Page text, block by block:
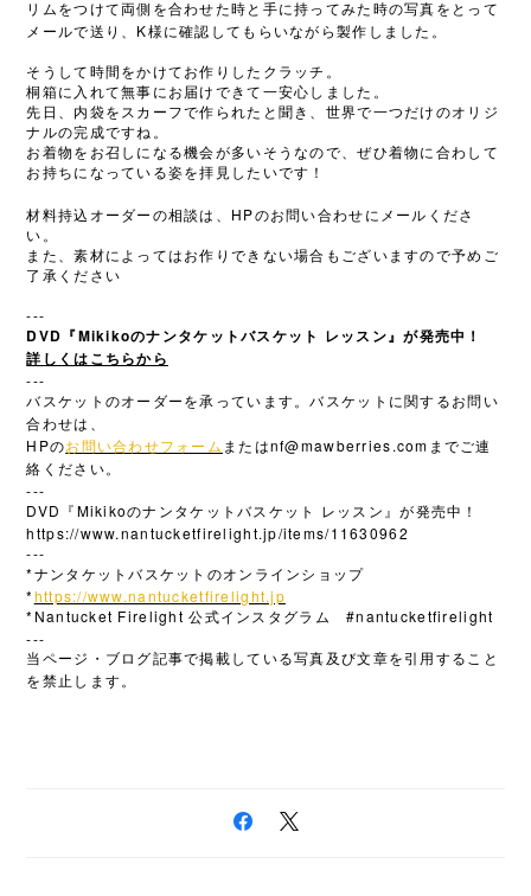
リムをつけて両側を合わせた時と手に持ってみた時の写真をとって
メールで送り、 K様に確認してもらいながら製作しました。
そうして時間をかけてお作りしたクラッチ。
桐箱に入れて無事にお届けできて一安心しました。
先日、内袋をスカーフで作られたと聞き、世界で一つだけのオリジ
ナルの完成ですね。
お着物をお召しになる機会が多いそうなので、ぜひ着物に合わして
お持ちになっている姿を拝見したいです！
材料持込オーダーの相談は、 HPのお問い合わせにメールくださ
い。
また、素材によってはお作りできない場合もございますので予めご
了承ください
---
DVD『Mikikoのナンタケットバスケット レッスン』が発売中！
詳しくはこちらから
---
バスケットのオーダーを承っています。バスケットに関するお問い
合わせは、
HPのお問い合わせフォーム またはnf@mawberries.com までご連
絡ください。
---
DVD『Mikikoのナンタケットバスケット レッスン』が発売中！
https://www.nantucketfirelight.jp/items/11630962
---
* ナンタケットバスケットのオンラインショップ
*https://www.nantucketfirelight.jp
*Nantucket Firelight公式インスタグラム#nantucketfirelight
---
当ページ・ブログ記事で掲載している写真及び文章を引用すること
を禁止します。